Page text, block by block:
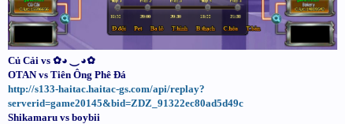
Củ Cải vs ✿◕ ‿ ◕✿
OTAN vs Tiên Ông Phê Đá
http://s133-haitac.haitac-gs.com/api/replay?
serverid=game20145&bid=ZDZ_91322ec80ad5d49c
Shikamaru vs boybii